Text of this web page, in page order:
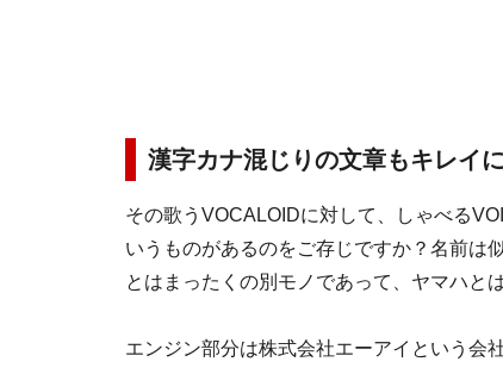
漢字カナ混じりの文章もキレイ
その歌うVOCALOIDに対して、しゃべる
いうものがあるのをご存じですか？名前は
とはまったくの別モノであって、ヤマハと
エンジン部分は株式会社エーアイという会